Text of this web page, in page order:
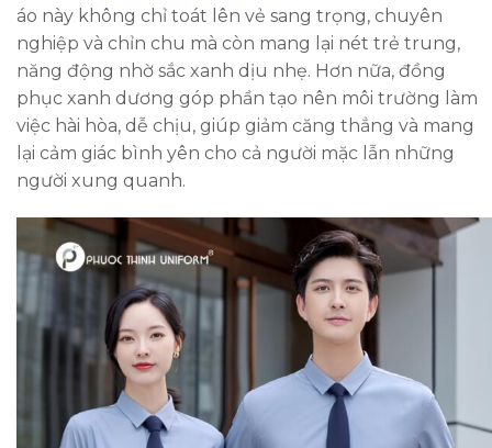
áo này không chỉ toát lên vẻ sang trọng, chuyên
nghiệp và chỉn chu mà còn mang lại nét trẻ trung,
năng động nhờ sắc xanh dịu nhẹ. Hơn nữa, đồng
phục xanh dương góp phần tạo nên môi trường làm
việc hài hòa, dễ chịu, giúp giảm căng thẳng và mang
lại cảm giác bình yên cho cả người mặc lẫn những
người xung quanh.